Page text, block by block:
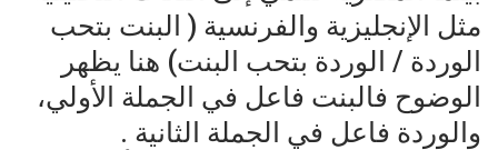
مثل الإنجليزية والفرنسية ( البنت بتحب
الوردة / الوردة بتحب البنت) هنا يظهر
الوضوح فالبنت فاعل في الجملة الأولي،
والوردة فاعل في الجملة الثانية .